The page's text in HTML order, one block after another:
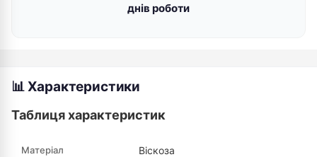
днів роботи
📊 Характеристики
Таблиця характеристик
Матеріал Віскоза